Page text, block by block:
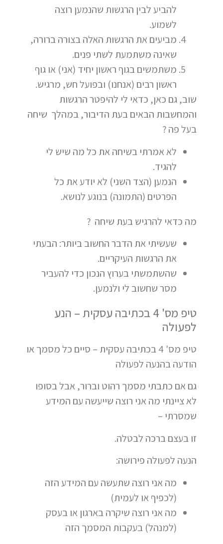
להביע לבין הרגשות שהנמען רוצה
לשמוע.
מביעים את הרגשות האלה בצורה ברורה,
שאינה משתמעת לשתי פנים.
משתמשים בגוף ראשון יחיד (אני) או גוף
ראשון רבים (אנחנו) ובפועל חש, מרגיש.
שוב, גם כאן, כדאי לי להיפטר הרגשות
והמחשבות הבאים בעת הדיבור, במהלך שיחה
בעל פה ?
לא אמרתי בשיחה את כל מה שיש לי
להגיד.
הנמען (הצד השני) לא יודע את כל
הפרטים (התמונה) בנוגע לנושא.
מה כדאי להרגיש בעת שיחה ?
שעשיתי את הדבר החשוב ביותר: הבעתי
את הרגשות העיקריים.
שהשתמשתי בערוץ הנכון כדי להעביר
מסר שחשוב לי ולנמען.
טיפ מס' 4 בכתיבה עסקית – הנע
לפעולה
טיפ מס' 4 בכתיבה עסקית – סיים כל מסמך או
הודעה בהנעה לפעולה
גם אם כתבתי מסמך רהוט וברור, אבל בסופו
לא ציינתי מה אני רוצה שייעשה עם המידע
שמסרתי –
זו בעצם ברכה לבטלה.
הנעה לפעולה פירושה:
מה אני רוצה שתעשה עם המידע הזה
(לכפיף או לעמית)
מה אני רוצה שיקרה בארגון או בעסק
(למנהל) בעקבות המסמך הזה